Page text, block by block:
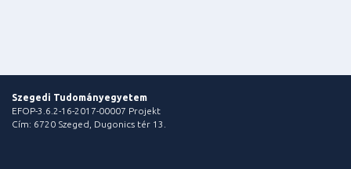
Szegedi Tudományegyetem
EFOP-3.6.2-16-2017-00007 Projekt
Cím: 6720 Szeged, Dugonics tér 13.